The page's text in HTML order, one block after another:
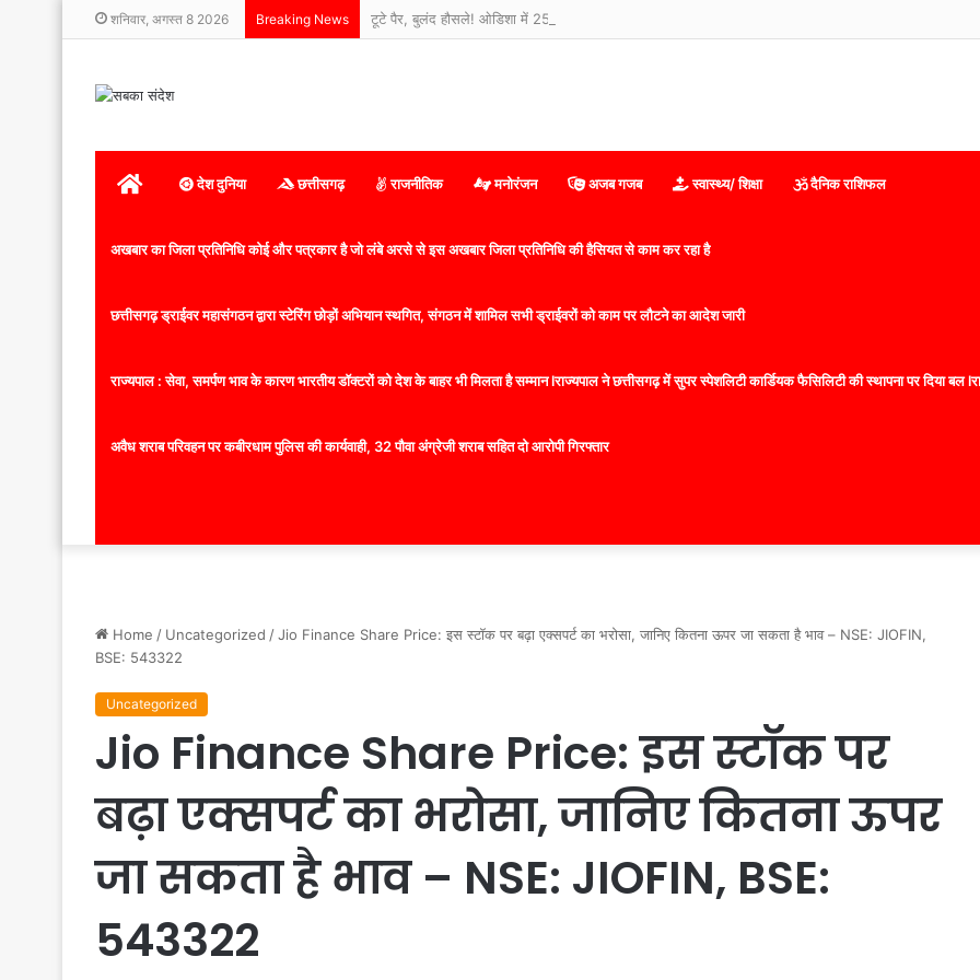
शनिवार, अगस्त 8 2026 Breaking News टूटे पैर, बुलंद हौसले! ओडिशा में 250 KM तिपहिया साइकिल चलाकर इलाज कराने अस्पताल पहुंचे 65 साल के बुजुर्ग
होम देश दुनिया छत्तीसगढ़ राजनीतिक मनोरंजन अजब गजब स्वास्थ्य/ शिक्षा दैनिक राशिफल
अखबार का जिला प्रतिनिधि कोई और पत्रकार है जो लंबे अरसे से इस अखबार जिला प्रतिनिधि की हैसियत से काम कर रहा है
छत्तीसगढ़ ड्राईवर महासंगठन द्वारा स्टेरिंग छोड़ों अभियान स्थगित, संगठन में शामिल सभी ड्राईवरों को काम पर लौटने का आदेश जारी
राज्यपाल : सेवा, समर्पण भाव के कारण भारतीय डॉक्टरों को देश के बाहर भी मिलता है सम्मान lराज्यपाल ने छत्तीसगढ़ में सुपर स्पेशलिटी कार्डियक फैसिलिटी की स्थापना पर दिया
अवैध शराब परिवहन पर कबीरधाम पुलिस की कार्यवाही, 32 पौवा अंग्रेजी शराब सहित दो आरोपी गिरफ्तार
Home / Uncategorized /Jio Finance Share Price: इस स्टॉक पर बढ़ा एक्सपर्ट का भरोसा, जानिए कितना ऊपर जा सकता है भाव – NSE: JIOFIN,
BSE: 543322
Uncategorized
Jio Finance Share Price: इस स्टॉक पर
बढ़ा एक्सपर्ट का भरोसा, जानिए कितना ऊपर
जा सकता है भाव – NSE: JIOFIN, BSE:
543322